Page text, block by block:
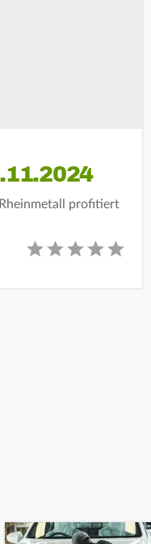
profitiert